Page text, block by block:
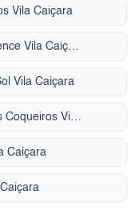
Vila Caiçara
Condomínio Diamond House Residence Vila Caiçara
Vila Caiçara
Condomínio Residencial Parque dos Coqueiros Vila Caiçara
Caiçara